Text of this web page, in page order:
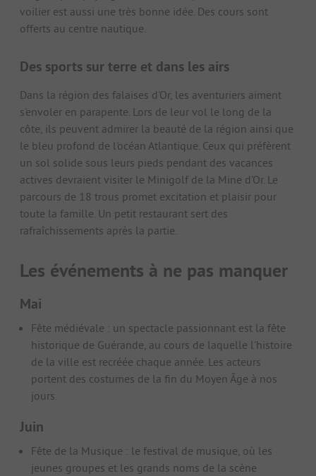
voilier est aussi une très bonne idée. Des cours sont
offerts au centre nautique.
Des sports sur terre et dans les airs
Dans la région des falaises d'Or, les aventuriers aiment
s'envoler en parapente. Lors de leur vol le long de la
côte, ils peuvent admirer la beauté de la région ainsi que
le bleu profond de l'océan Atlantique. Ceux qui préfèrent
un sol solide sous leurs pieds pendant des vacances
actives devraient visiter le Minigolf de la Mine d'Or. Le
parcours de 18 trous promet excitation et plaisir pour
toute la famille. Un petit restaurant sert des
rafraîchissements après la partie.
Les événements à ne pas manquer
Mai
Fête médiévale : un spectacle passionnant est la fête
historique de Guérande, au cours de laquelle l'histoire
de la ville est recréée chaque année. Les acteurs
portent des costumes de la fin du Moyen Âge à nos
jours.
Juin
Fête de la Musique : le festival de musique, où les
jeunes groupes et les grands noms de la scène